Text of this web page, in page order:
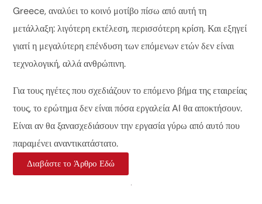
Greece, αναλύει το κοινό μοτίβο πίσω από αυτή τη
μετάλλαξη: λιγότερη εκτέλεση, περισσότερη κρίση. Και εξηγεί
γιατί η μεγαλύτερη επένδυση των επόμενων ετών δεν είναι
τεχνολογική, αλλά ανθρώπινη.
Για τους ηγέτες που σχεδιάζουν το επόμενο βήμα της εταιρείας
τους, το ερώτημα δεν είναι πόσα εργαλεία AI θα αποκτήσουν.
Είναι αν θα ξανασχεδιάσουν την εργασία γύρω από αυτό που
παραμένει αναντικατάστατο.
Διαβάστε το Άρθρο Εδώ